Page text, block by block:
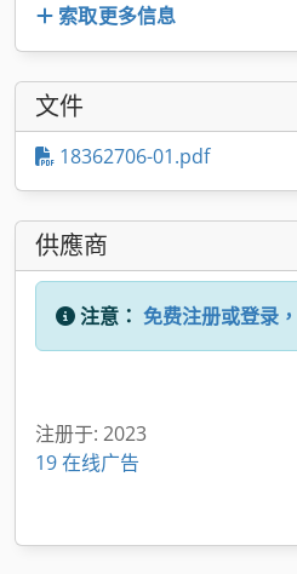
索取更多信息
文件
18362706-01.pdf
供應商
注意： 免费注册或登录，
注册于: 2023
19 在线广告